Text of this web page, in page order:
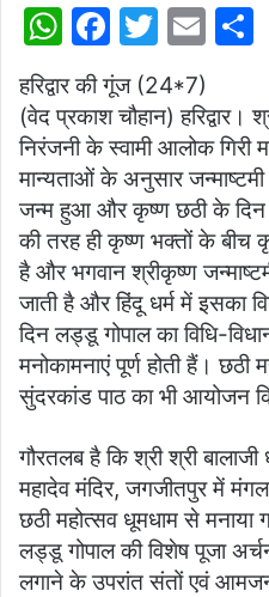
W
at
s
A
p
p
F
a
c
e
b
o
o
k
T
itt
er
E
ai
l
हरिद्वार की गूंज (24*7)
(वेद प्रकाश चौहान) हरिद्वार।
निरंजनी के स्वामी आलोक गिरी
मान्यताओं के अनुसार
जन्म हुआ और कृष्ण छठी के दिन
की तरह ही कृष्ण भक्तों के बीच
है और भगवान श्रीकृष्ण
जाती है और हिंदू धर्म में इसका
दिन लड्डू गोपाल का विधि-
मनोकामनाएं पूर्ण होती हैं। छठी
सुंदरकांड पाठ का भी आयोजन
गौरतलब है कि श्री श्री बालाजी
महादेव मंदिर, जगजीतपुर में
छठी महोत्सव धूमधाम से
लड्डू गोपाल की विशेष पूजा
लगाने के उपरांत संतों एवं